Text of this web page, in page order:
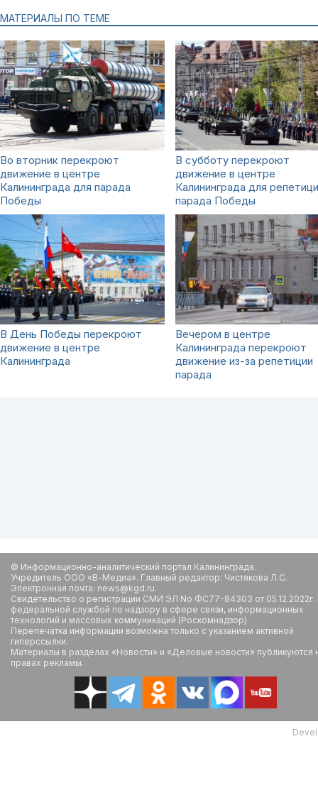
МАТЕРИАЛЫ ПО ТЕМЕ
Во вторник перекроют
движение в центре
Калининграда для парада
Победы
В субботу перекроют
движение в центре
Калининграда для
парада Победы
В День Победы перекроют
движение в центре
Калининграда
Вечером в центре
Калининграда перекроют
движение из-за репетиции
парада
© Информационно-аналитический портал Калининграда.
Учредитель ООО «В-Медиа». Главный редактор: Чистякова Л.С.
Электронная почта: news@kgd.ru.
Свидетельство о регистрации СМИ ЭЛ No ФС77-84303 от
федеральной службой по надзору в сфере связи, информационных
технологий и массовых коммуникаций (Роскомнадзор).
Перепечатка информации возможна только с указанием активной
гиперссылки.
Материалы в разделах «Новости» и «Деловые новости» публикуются
правах рекламы.